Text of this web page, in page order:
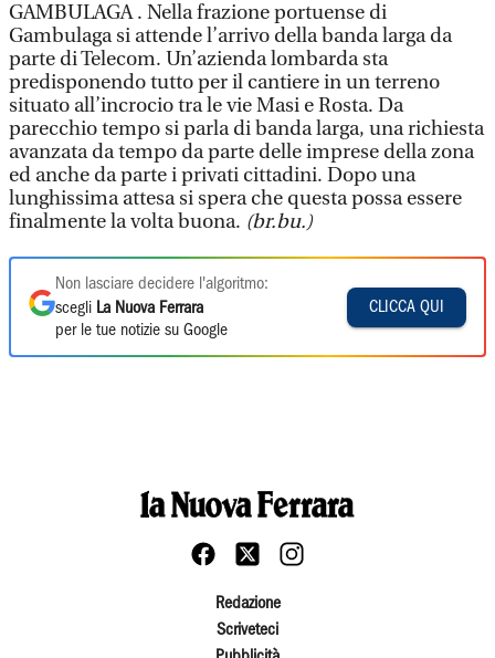
GAMBULAGA . Nella frazione portuense di
Gambulaga si attende l’arrivo della banda larga da
parte di Telecom. Un’azienda lombarda sta
predisponendo tutto per il cantiere in un terreno
situato all’incrocio tra le vie Masi e Rosta. Da
parecchio tempo si parla di banda larga, una richiesta
avanzata da tempo da parte delle imprese della zona
ed anche da parte i privati cittadini. Dopo una
lunghissima attesa si spera che questa possa essere
finalmente la volta buona. (br.bu.)
Non lasciare decidere l'algoritmo:
scegli La Nuova Ferrara
per le tue notizie su Google
CLICCA QUI
Redazione
Scriveteci